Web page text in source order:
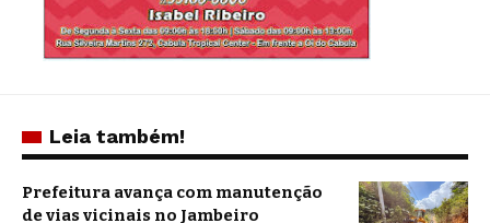
Leia também!
Prefeitura avança com manutenção
de vias vicinais no Jambeiro